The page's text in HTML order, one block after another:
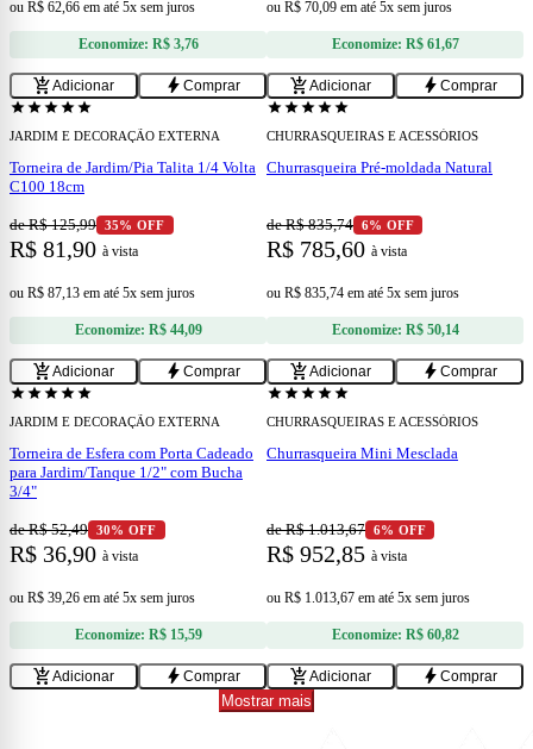
ou R$ 62,66 em até 5x sem juros
Economize: R$ 3,76
add_shopping_cartAdicionar bolt Comprar
ou R$ 70,09 em até 5x sem juros
Economize: R$ 61,67
add_shopping_cartAdicionar bolt Comprar
add
starstarstarstarstar
JARDIM E DECORAÇÃO EXTERNA
Torneira de Jardim/Pia Talita 1/4 Volta
C100 18cm
de R$ 125,99 35% OFF
R$ 81,90 à vista
ou R$ 87,13 em até 5x sem juros
Economize: R$ 44,09
add_shopping_cartAdicionar bolt Comprar
add
starstarstarstarstar
CHURRASQUEIRAS E ACESSÓRIOS
Churrasqueira Pré-moldada Natural
de R$ 835,74 6% OFF
R$ 785,60 à vista
ou R$ 835,74 em até 5x sem juros
Economize: R$ 50,14
add_shopping_cartAdicionar bolt Comprar
add
starstarstarstarstar
JARDIM E DECORAÇÃO EXTERNA
Torneira de Esfera com Porta Cadeado
para Jardim/Tanque 1/2" com Bucha
3/4"
de R$ 52,49 30% OFF
R$ 36,90 à vista
ou R$ 39,26 em até 5x sem juros
Economize: R$ 15,59
add_shopping_cartAdicionar bolt Comprar
add
starstarstarstarstar
CHURRASQUEIRAS E ACESSÓRIOS
Churrasqueira Mini Mesclada
de R$ 1.013,67 6% OFF
R$ 952,85 à vista
ou R$ 1.013,67 em até 5x sem juros
Economize: R$ 60,82
add_shopping_cartAdicionar bolt Comprar
Mostrar mais